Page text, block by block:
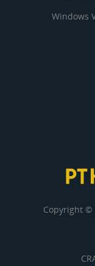
Windows
Copyright ©